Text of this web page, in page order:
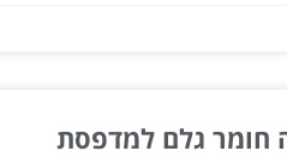
חומר גלם למדפסת